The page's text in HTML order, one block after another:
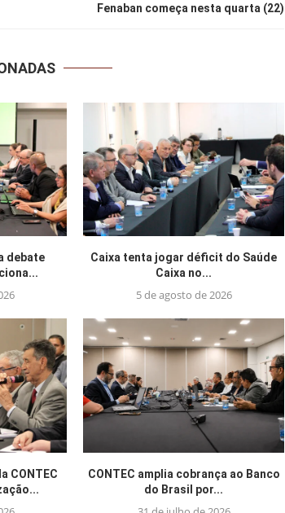
Fenaban começa nesta quarta (22)
debate
Caixa tenta jogar déficit do Saúde
Caixa no...
5 de agosto de 2026
CONTEC
CONTEC amplia cobrança ao Banco
do Brasil por...